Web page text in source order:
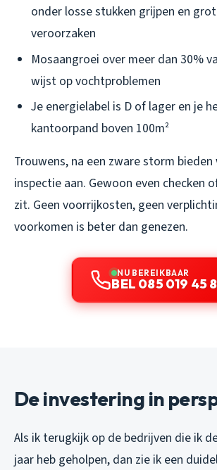
onder losse stukken grijpen en
veroorzaken
Mosaangroei over meer dan 30%
wijst op vochtproblemen
Je energielabel is D of lager en je
kantoorpand boven 100m²
Trouwens, na een zware storm
inspectie aan. Gewoon even checken
zit. Geen voorrijkosten, geen
voorkomen is beter dan genezen.
NU BEREIKBAAR
BEL 085 019 45
De investering in
Als ik terugkijk op de bedrijven die ik
jaar heb geholpen, dan zie ik een